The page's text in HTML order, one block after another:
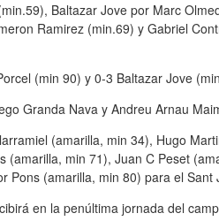
Baltazar Jove por Marc
Ramirez (min.69) y Gabriel
(min 90) y 0-3 Baltazar Jove
Granda Nava y Andreu Arnau
(amarilla, min 34), Hugo
min 71), Juan C Peset
Pons (amarilla, min 80) para el Sant
en la penúltima jornada del